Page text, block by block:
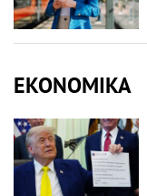
EKONOMIKA